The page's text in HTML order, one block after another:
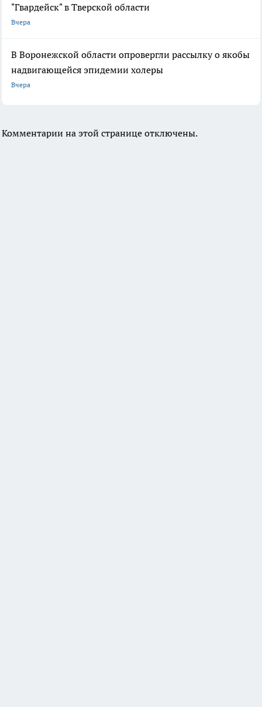
"Гвардейск" в Тверской области
Вчера
В Воронежской области опровергли рассылку о якобы
надвигающейся эпидемии холеры
Вчера
Комментарии на этой странице отключены.